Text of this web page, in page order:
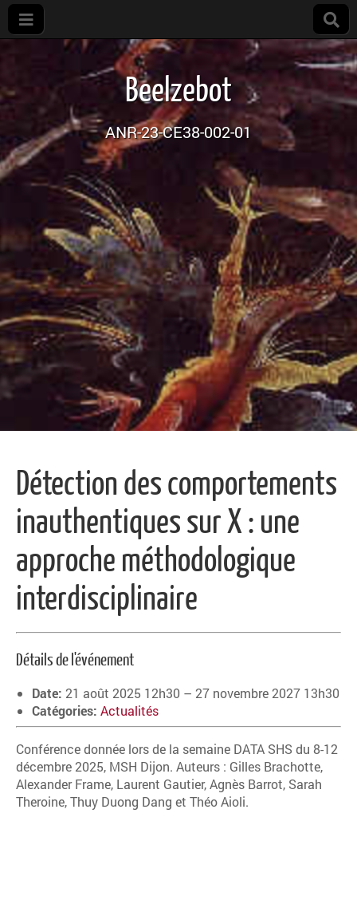
Projet
BeelzebotBeelzebot
ANR-23-CE38-002-01
Détection des comportements
inauthentiques sur X : une
approche méthodologique
interdisciplinaire
Détails de l'événement
Date: 21 août 2025 12h30 – 27 novembre 2027 13h30
Catégories: Actualités
Conférence donnée lors de la semaine DATA SHS du 8-12
décembre 2025, MSH Dijon. Auteurs : Gilles Brachotte,
Alexander Frame, Laurent Gautier, Agnès Barrot, Sarah
Theroine, Thuy Duong Dang et Théo Aioli.